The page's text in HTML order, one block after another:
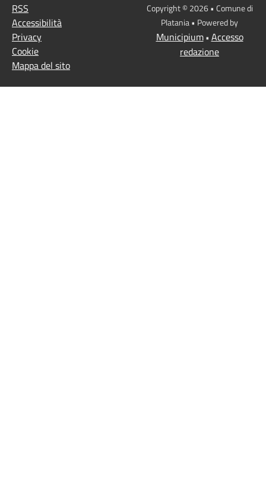
RSS
Accessibilità
Privacy
Cookie
Mappa del sito
Copyright © 2026 • Comune di
Platania • Powered by
Municipium• Accesso
redazione